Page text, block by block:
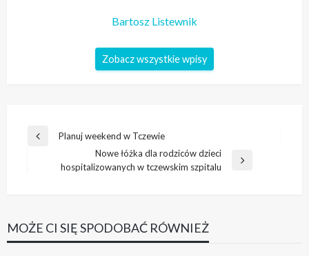
Bartosz Listewnik
Zobacz wszystkie wpisy
Nawigacja
Poprzedni
Planuj weekend w Tczewie
Następny
Nowe łóżka dla rodziców dzieci
hospitalizowanych w tczewskim szpitalu
MOŻE CI SIĘ SPODOBAĆ RÓWNIEŻ